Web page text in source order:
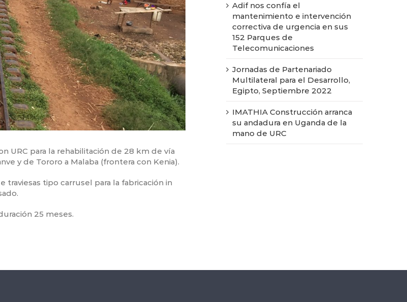
URC para la rehabilitación de 28 km de vía
y de Tororo a Malaba (frontera con Kenia).
tipo carrusel para la fabricación in
25 meses.
Adif nos confía el
mantenimiento e intervención
correctiva de urgencia en sus
152 Parques de
Telecomunicaciones
Jornadas de Partenariado
Multilateral para el Desarrollo,
Egipto, Septiembre 2022
IMATHIA Construcción arranca
su andadura en Uganda de la
mano de URC